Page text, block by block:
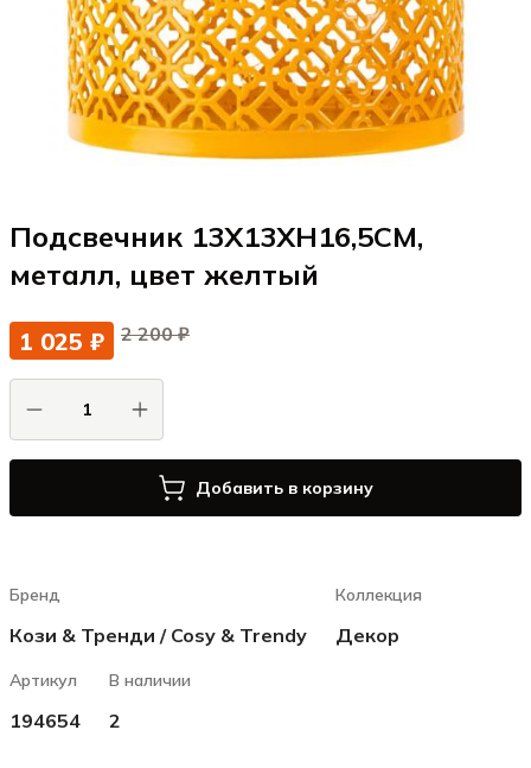
Подсвечник 13X13XH16,5CM,
металл, цвет желтый
1 025 ₽ 2 200 ₽
Добавить в корзину
Бренд
Кози & Тренди / Cosy & Trendy
Коллекция
Декор
Артикул
194654
В наличии
2